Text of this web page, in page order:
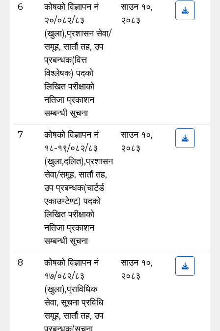
6
कोषको विज्ञापन नं
२०/०८२/८३
(खुला),प्रशासन सेवा/
समूह, सातौं तह, उप
प्रबन्धक(वित्त
विश्लेषक) पदको
लिखित परीक्षाको
नतिजा प्रकाशन
सम्बन्धी सूचना
साउन १०,
२०८३
7
कोषको विज्ञापन नं
१८-१९/०८२/८३
(खुला,दलित),प्रशासन
सेवा/समूह, सातौं तह,
उप प्रबन्धक(चार्टर्ड
एकाउण्टेण्ट) पदको
लिखित परीक्षाको
नतिजा प्रकाशन
सम्बन्धी सूचना
साउन १०,
२०८३
8
कोषको विज्ञापन नं
१७/०८२/८३
(खुला),प्राविधिक
सेवा, सूचना प्रविधि
समूह, सातौं तह, उप
साउन १०,
२०८३